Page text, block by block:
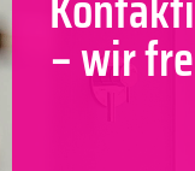
– wir